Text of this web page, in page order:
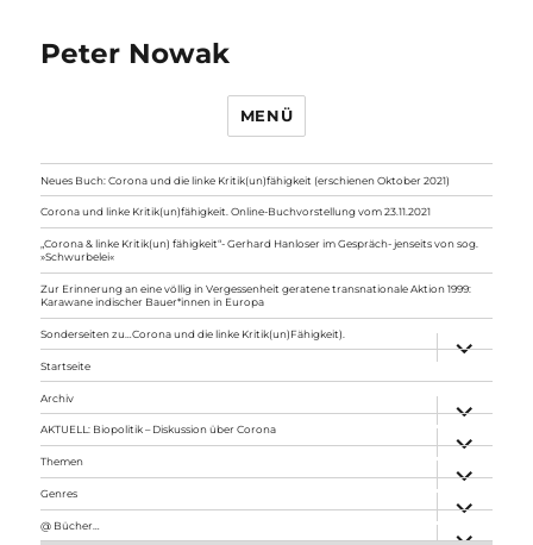
Peter Nowak
MENÜ
Neues Buch: Corona und die linke Kritik(un)fähigkeit (erschienen Oktober 2021)
Corona und linke Kritik(un)fähigkeit. Online-Buchvorstellung vom 23.11.2021
„Corona & linke Kritik(un) fähigkeit“- Gerhard Hanloser im Gespräch- jenseits von sog.
»Schwurbelei«
Zur Erinnerung an eine völlig in Vergessenheit geratene transnationale Aktion 1999:
Karawane indischer Bauer*innen in Europa
Sonderseiten zu…Corona und die linke Kritik(un)Fähigkeit).
anzeigen
Startseite
Archiv
anzeigen
AKTUELL: Biopolitik – Diskussion über Corona
anzeigen
Themen
anzeigen
Genres
anzeigen
@ Bücher…